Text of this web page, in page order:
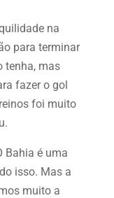
na
para terminar
tenha, mas
fazer o gol
foi muito
Bahia é uma
isso. Mas a
muito a